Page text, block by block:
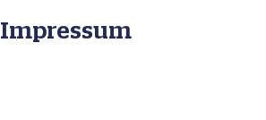
Impressum